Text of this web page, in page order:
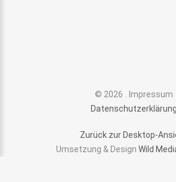
© 2026
Impressum
Datenschutzerklärung
Zurück zur Desktop-
Umsetzung & Design Wild